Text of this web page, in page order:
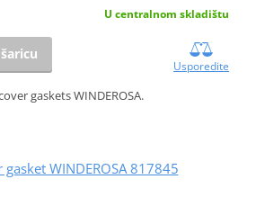
U centralnom skladištu
Usporedite
gaskets WINDEROSA.
gasket WINDEROSA 817845